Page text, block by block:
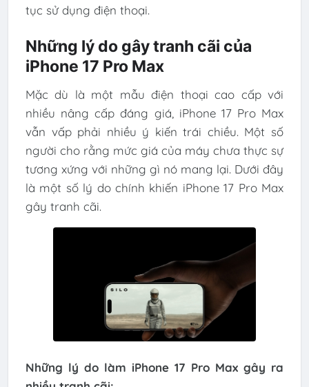
tục sử dụng điện thoại.
Những lý do gây tranh cãi của
iPhone 17 Pro Max
Mặc dù là một mẫu điện thoại cao cấp với
nhiều nâng cấp đáng giá, iPhone 17 Pro Max
vẫn vấp phải nhiều ý kiến trái chiều. Một số
người cho rằng mức giá của máy chưa thực sự
tương xứng với những gì nó mang lại. Dưới đây
là một số lý do chính khiến iPhone 17 Pro Max
gây tranh cãi.
Những lý do làm iPhone 17 Pro Max gây ra